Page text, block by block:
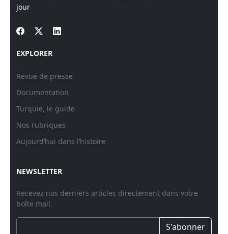
jour
EXPLORER
Revue de presse
Documentation
Turquie, le guide
Nos rubriques
Aujourd’hui dans l’histoire
NEWSLETTER
Recevez nos derniers articles directement dans votre
boîte mail.
S'abonner